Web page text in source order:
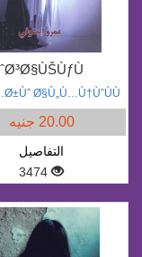
Ø³Ø§ÙŠÙƒÙˆ
Ø§Ù„Ù…Ù†ÙˆÙÙ‰
20.00 جنيه
التفاصيل
3474